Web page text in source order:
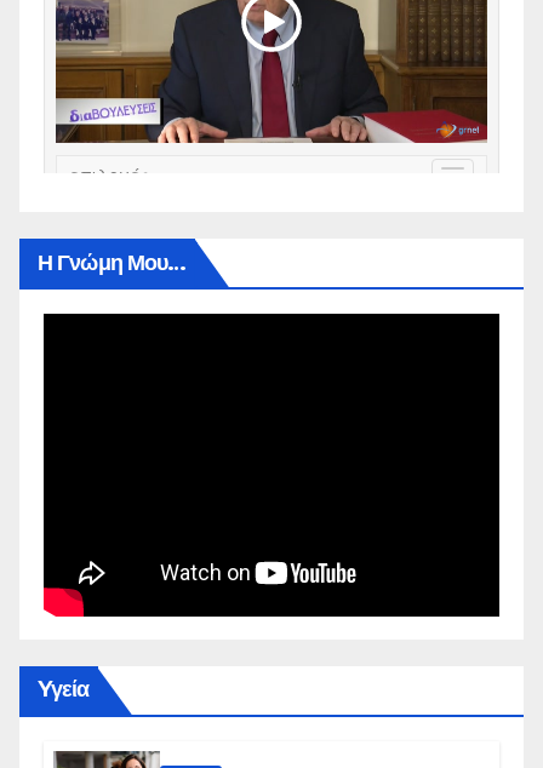
Η Γνώμη Μου…
Yγεία